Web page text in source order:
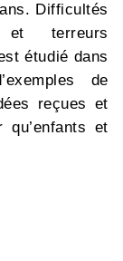
Difficultés
et terreurs
étudié dans
de
reçues et
et